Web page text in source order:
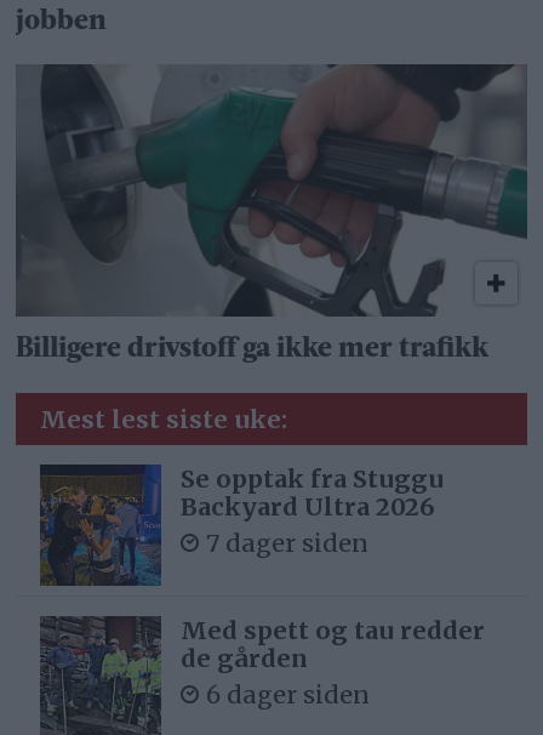
jobben
Billigere drivstoff ga ikke mer trafikk
Mest lest siste uke:
Se opptak fra Stuggu
Backyard Ultra 2026
7 dager siden
Med spett og tau redder
de gården
6 dager siden